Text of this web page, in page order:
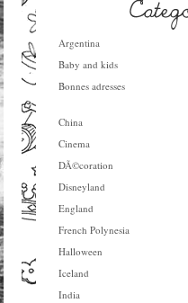
Argentina
Baby and kids
Bonnes adresses
China
Cinema
DÃ©coration
Disneyland
England
French Polynesia
Halloween
Iceland
India